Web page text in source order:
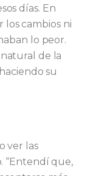
días. En
los cambios ni
lo peor.
de la
su
ver las
“Entendí que,